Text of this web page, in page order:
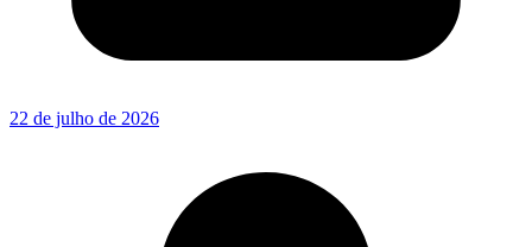
22 de julho de 2026